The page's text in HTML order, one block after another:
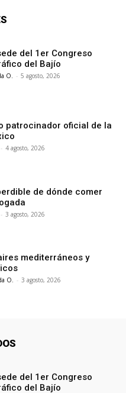
del 1er Congreso
del Bajío
O. - 5 agosto, 2026
patrocinador oficial de la
- 4 agosto, 2026
de dónde comer
- 3 agosto, 2026
mediterráneos y
O. - 3 agosto, 2026
del 1er Congreso
del Bajío